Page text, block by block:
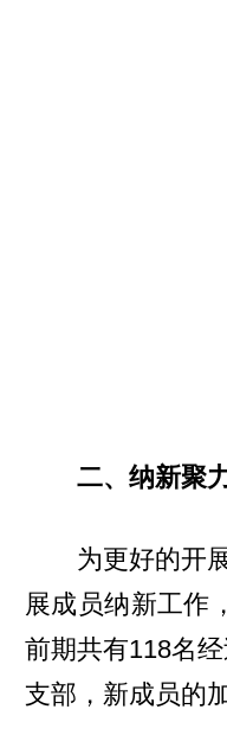
二、纳新聚
为更好的开
展成员纳新工作
前期共有118名
支部，新成员的